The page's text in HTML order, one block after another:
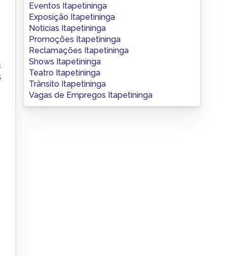
Eventos Itapetininga
Exposição Itapetininga
Notícias Itapetininga
Promoções Itapetininga
Reclamações Itapetininga
Shows Itapetininga
Teatro Itapetininga
Trânsito Itapetininga
Vagas de Empregos Itapetininga